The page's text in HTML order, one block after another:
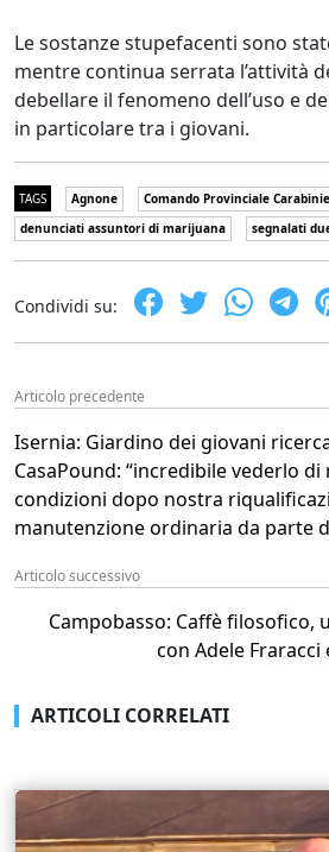
Le sostanze stupefacenti sono
mentre continua serrata l’attività
debellare il fenomeno dell’uso e
in particolare tra i giovani.
TAGS Agnone
Comando Provinciale
denunciati assuntori di marijuana
segnalati
Condividi su:
Articolo precedente
Isernia: Giardino dei giovani
CasaPound: “incredibile vederlo
condizioni dopo nostra
manutenzione ordinaria da parte
Articolo successivo
Campobasso: Caffè
con Adele Fraracci
ARTICOLI CORRELATI